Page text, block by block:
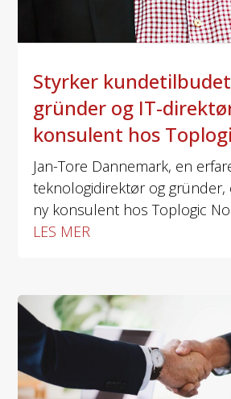
Styrker
gründer og IT-
konsulent hos
Jan-Tore Dannemark, en
teknologidirektør og gründer,
ny konsulent hos Toplogic
LES MER